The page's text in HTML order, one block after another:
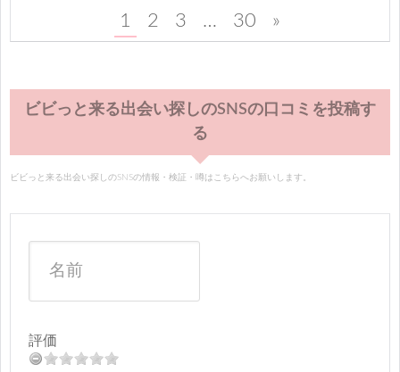
1 2 3 … 30 »
ビビっと来る出会い探しのSNSの口コミを投稿す
る
ビビっと来る出会い探しのSNSの情報・検証・噂はこちらへお願いします。
評価